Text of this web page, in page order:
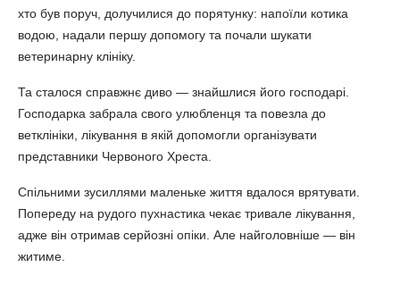
хто був поруч, долучилися до порятунку: напоїли котика
водою, надали першу допомогу та почали шукати
ветеринарну клініку.
Та сталося справжнє диво — знайшлися його господарі.
Господарка забрала свого улюбленця та повезла до
ветклініки, лікування в якій допомогли організувати
представники Червоного Хреста.
Спільними зусиллями маленьке життя вдалося врятувати.
Попереду на рудого пухнастика чекає тривале лікування,
адже він отримав серйозні опіки. Але найголовніше — він
житиме.